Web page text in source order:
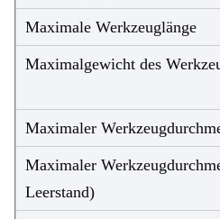
Maximale Werkzeuglänge
Maximalgewicht des
Maximaler
Maximaler
Leerstand)